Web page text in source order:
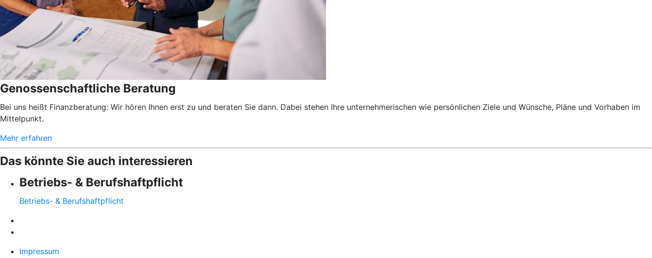
Genossenschaftliche Beratung
Bei uns heißt Finanzberatung: Wir hören Ihnen erst zu und beraten Sie dann. Dabei stehen Ihre unternehmerischen wie persönlichen Ziele und Wünsche, Pläne und Vorhaben im
Mittelpunkt.
Mehr erfahren
Das könnte Sie auch interessieren
Betriebs- & Berufshaftpflicht
Betriebs- & Berufshaftpflicht
Impressum